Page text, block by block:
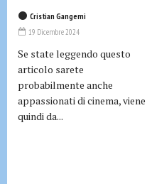
Cristian Gangemi
19 Dicembre 2024
Se state leggendo questo
articolo sarete
probabilmente anche
appassionati di cinema, viene
quindi da...